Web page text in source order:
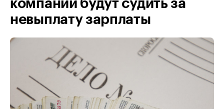
компании будут судить за
невыплату зарплаты